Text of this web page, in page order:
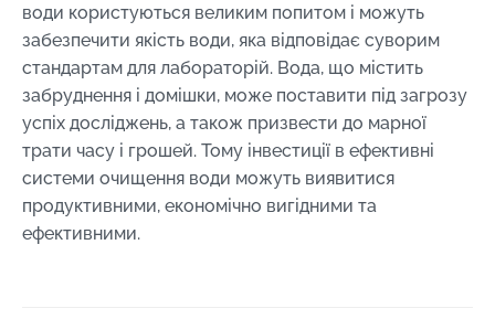
води користуються великим попитом і можуть
забезпечити якість води, яка відповідає суворим
стандартам для лабораторій. Вода, що містить
забруднення і домішки, може поставити під загрозу
успіх досліджень, а також призвести до марної
трати часу і грошей. Тому інвестиції в ефективні
системи очищення води можуть виявитися
продуктивними, економічно вигідними та
ефективними.